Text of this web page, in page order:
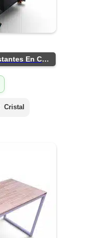
Barra Desayunador Con Estantes En Chapa
Cristal